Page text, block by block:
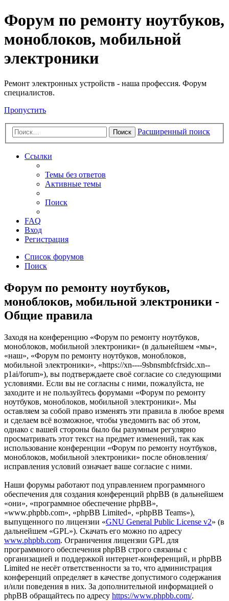
Регистрация
Форум по ремонту ноутбуков,
моноблоков, мобильной
электроники
Ремонт электронных устройств - наша профессия. Форум
специалистов.
Пропустить
Поиск Расширенный поиск
Ссылки
Темы без ответов
Активные темы
Поиск
FAQ
Вход
Регистрация
Список форумов
Поиск
Форум по ремонту ноутбуков,
моноблоков, мобильной электроники -
Общие правила
Заходя на конференцию «Форум по ремонту ноутбуков,
моноблоков, мобильной электроники» (в дальнейшем «мы»,
«наш», «Форум по ремонту ноутбуков, моноблоков,
мобильной электроники», «https://xn----9sbnsmbfcfrsidc.xn--
p1ai/forum»), вы подтверждаете своё согласие со следующими
условиями. Если вы не согласны с ними, пожалуйста, не
заходите и не пользуйтесь форумами «Форум по ремонту
ноутбуков, моноблоков, мобильной электроники». Мы
оставляем за собой право изменять эти правила в любое время
и сделаем всё возможное, чтобы уведомить вас об этом,
однако с вашей стороны было бы разумным регулярно
просматривать этот текст на предмет изменений, так как
использование конференции «Форум по ремонту ноутбуков,
моноблоков, мобильной электроники» после обновления/
исправления условий означает ваше согласие с ними.
Наши форумы работают под управлением программного
обеспечения для создания конференций phpBB (в дальнейшем
«они», «программное обеспечение phpBB»,
«www.phpbb.com», «phpBB Limited», «phpBB Teams»),
выпущенного по лицензии «GNU General Public License v2» (в
дальнейшем «GPL»). Скачать его можно по адресу
www.phpbb.com. Ограничения лицензии GPL для
программного обеспечения phpBB строго связаны с
организацией и поддержкой интернет-конференций, и phpBB
Limited не несёт ответственности за то, что администрация
конференций определяет в качестве допустимого содержания
и/или поведения в них. За дополнительной информацией о
phpBB обращайтесь по адресу https://www.phpbb.com/.